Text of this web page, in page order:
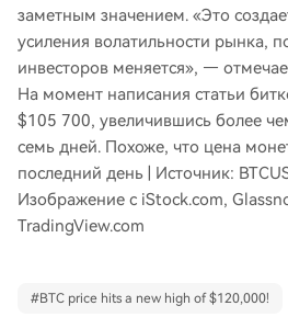
заметным значением. «Это
усиления волатильности рынка,
инвесторов меняется», —
На момент написания статьи
$105 700, увеличившись более
семь дней. Похоже, что цена
последний день | Источник:
Изображение с iStock.com,
TradingView.com
#BTC price hits a new high of $120,000!